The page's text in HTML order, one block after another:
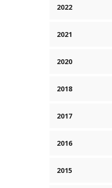
2022
2021
2020
2018
2017
2016
2015